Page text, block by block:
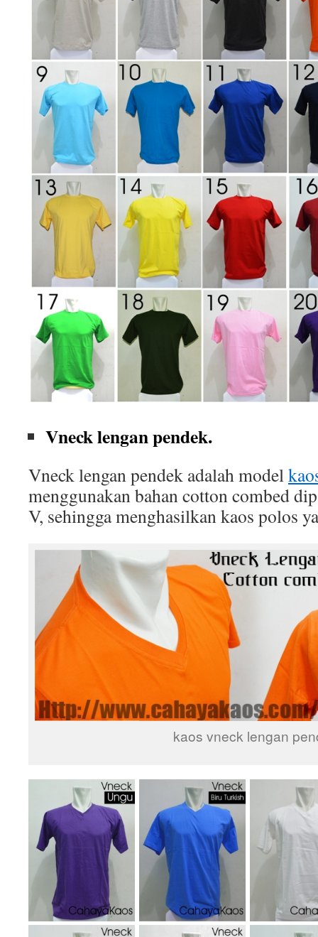
Vneck lengan pendek.
Vneck lengan pendek adalah model
menggunakan bahan cotton combed
V, sehingga menghasilkan kaos polos
kaos vneck lengan